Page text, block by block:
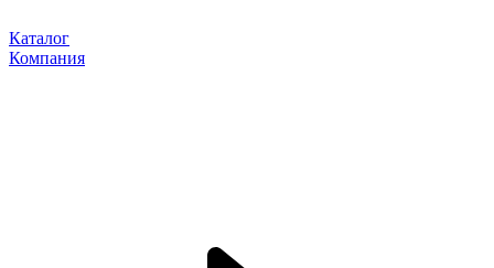
Каталог
Компания